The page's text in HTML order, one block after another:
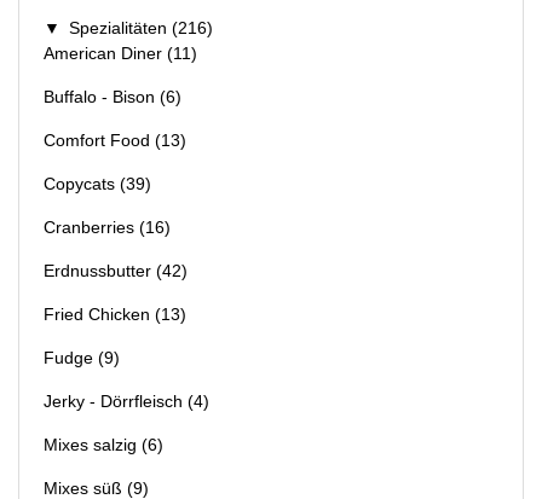
▼ Spezialitäten (216)
American Diner (11)
Buffalo - Bison (6)
Comfort Food (13)
Copycats (39)
Cranberries (16)
Erdnussbutter (42)
Fried Chicken (13)
Fudge (9)
Jerky - Dörrfleisch (4)
Mixes salzig (6)
Mixes süß (9)